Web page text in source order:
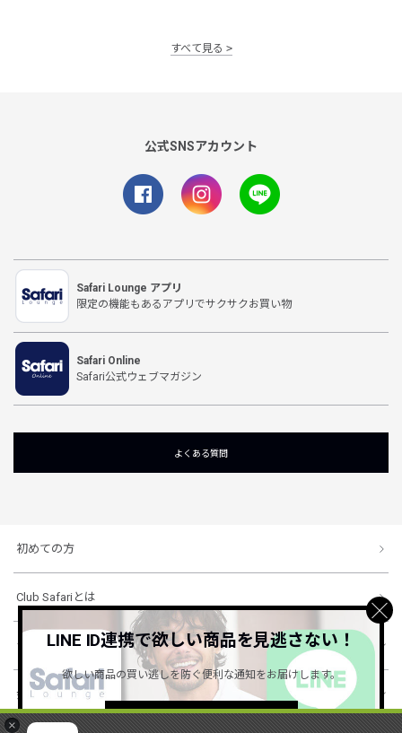
×
すべて見る
公式SNSアカウント
Safari Lounge アプリ
限定の機能もあるアプリでサクサクお買い物
Safari Online
Safari公式ウェブマガジン
よくある質問
初めての方
Club Safariとは
ショッピングガイド
会社概要・規約
LINE ID連携で欲しい商品を見逃さない！
欲しい商品の買い逃しを防ぐ便利な通知をお届けします。
詳しくはこちら ＞